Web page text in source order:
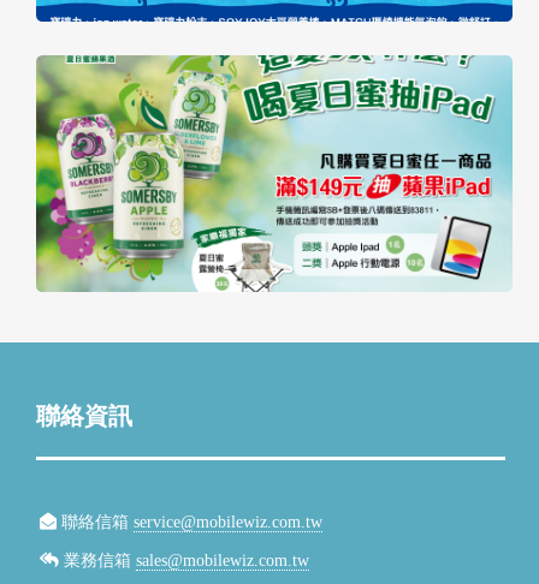
聯絡資訊
聯絡信箱service@mobilewiz.com.tw
業務信箱sales@mobilewiz.com.tw